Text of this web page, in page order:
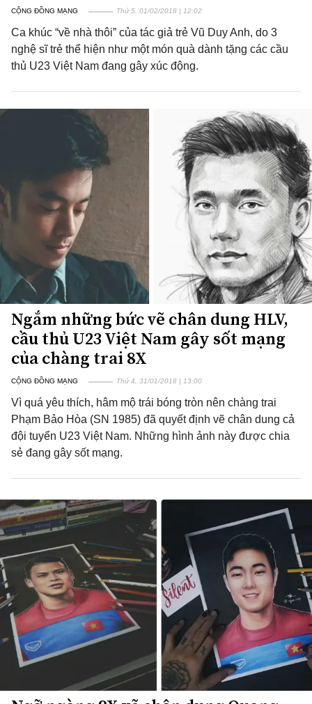
CỘNG ĐỒNG MẠNG Thứ 5, 01/02/2018 | 12:02
Ca khúc “về nhà thôi” của tác giả trẻ Vũ Duy Anh, do 3
nghệ sĩ trẻ thể hiện như một món quà dành tặng các cầu
thủ U23 Việt Nam đang gây xúc động.
Ngắm những bức vẽ chân dung HLV,
cầu thủ U23 Việt Nam gây sốt mạng
của chàng trai 8X
CỘNG ĐỒNG MẠNG Thứ 4, 31/01/2018 | 13:00
Vì quá yêu thích, hâm mộ trái bóng tròn nên chàng trai
Phạm Bảo Hòa (SN 1985) đã quyết định vẽ chân dung cả
đội tuyển U23 Việt Nam. Những hình ảnh này được chia
sẻ đang gây sốt mạng.